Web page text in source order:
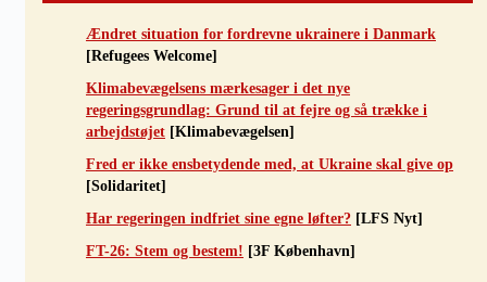
Ændret situation for fordrevne ukrainere i Danmark
[Refugees Welcome]
Klimabevægelsens mærkesager i det nye
regeringsgrundlag: Grund til at fejre og så trække i
arbejdstøjet [Klimabevægelsen]
Fred er ikke ensbetydende med, at Ukraine skal give op
[Solidaritet]
Har regeringen indfriet sine egne løfter? [LFS Nyt]
FT-26: Stem og bestem! [3F København]